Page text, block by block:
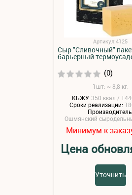
Артикул:4125
Сыр "Сливочный"
барьерный
(0)
1шт: ~ 8,8 кг.
КБЖУ: 350 ккал /
Сроки реализации:
Ошмянский
Минимум к
Цена
Уточнить